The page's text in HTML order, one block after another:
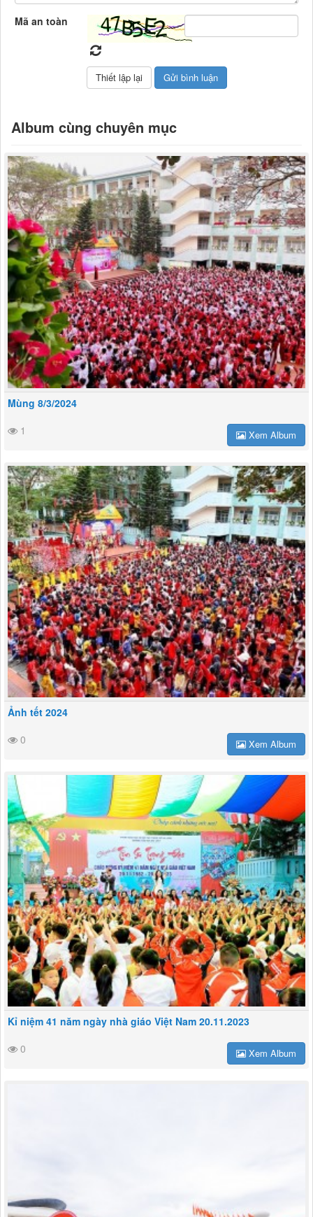
Mã an toàn
Album cùng chuyên mục
Mùng 8/3/2024
1
Xem Album
Ảnh tết 2024
0
Xem Album
Kỉ niệm 41 năm ngày nhà giáo Việt Nam 20.11.2023
0
Xem Album